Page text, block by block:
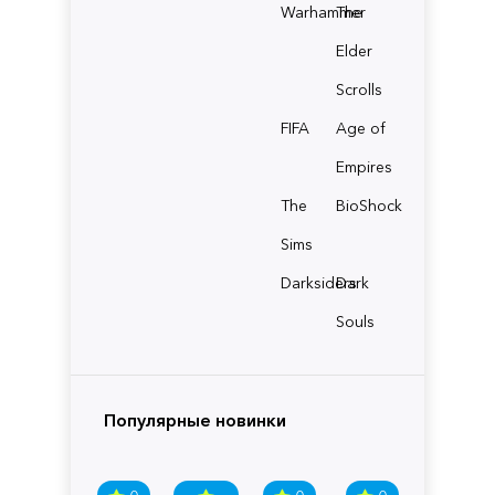
Warhammer
The
Elder
Scrolls
FIFA
Age of
Empires
The
Sims
BioShock
Darksiders
Dark
Souls
Популярные новинки